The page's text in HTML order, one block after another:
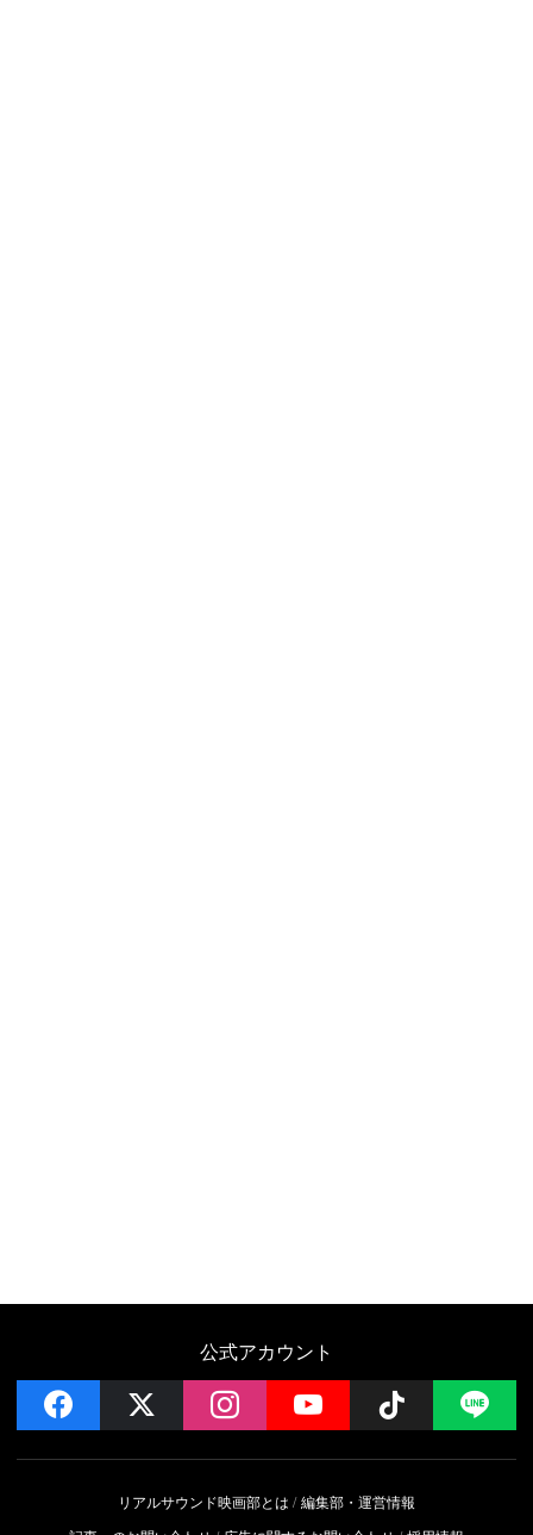
公式アカウント
facebook instagramYouTube Follow
リアルサウンド映画部とは
編集部・運営情報